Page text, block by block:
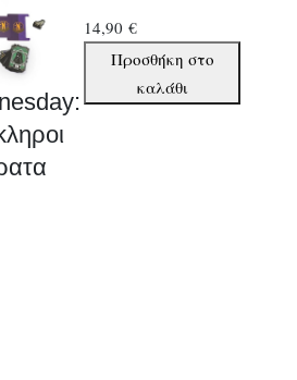
14,90€
Wednesday:
Απόκληροι
&
Προσθήκη στο
καλάθι